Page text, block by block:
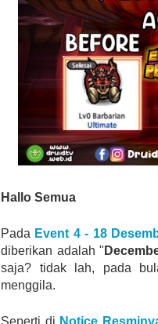
Hallo Semua
Pada Event 4 - 18
diberikan adalah "
saja? tidak lah, pada
menggila.
Seperti di Notice